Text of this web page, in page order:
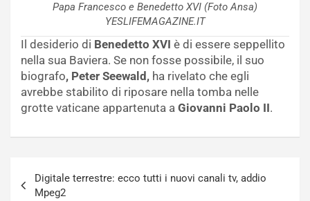
Papa Francesco e Benedetto XVI (Foto Ansa)
YESLIFEMAGAZINE.IT
Il desiderio di Benedetto XVI è di essere seppellito
nella sua Baviera. Se non fosse possibile, il suo
biografo, Peter Seewald, ha rivelato che egli
avrebbe stabilito di riposare nella tomba nelle
grotte vaticane appartenuta a Giovanni Paolo II.
articoli
Digitale terrestre: ecco tutti i nuovi canali tv, addio
Mpeg2